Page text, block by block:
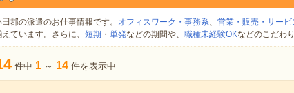
田郡の派遣のお仕事情報です。 オフィスワーク・事務系、 営業・販売・サービ
えています。さらに、 短期 ・ 単発などの期間や、 職種未経験OKなどのこだわ
件中 1 ～ 14 件を表示中